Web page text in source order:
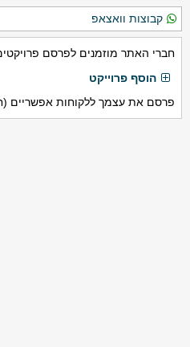
קבוצות וואצאפ
חברי האתר מוזמנים לפרסם
הוסף פרוייקט
פרסם את עצמך ללקוחות אפשריים